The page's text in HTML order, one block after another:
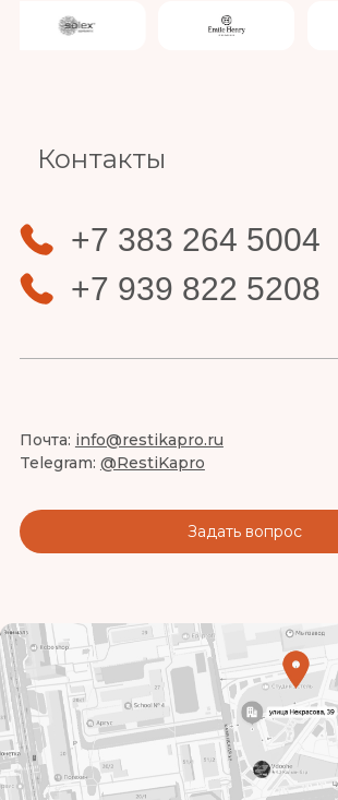
Контакты
+7 383 264 5004
+7 939 822 5208
Почта: info@restikapro.ru
Telegram: @RestiKapro
Задать вопрос